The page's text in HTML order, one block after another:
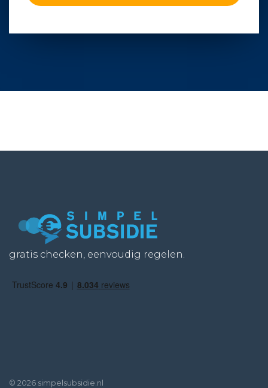
gratis checken, eenvoudig regelen.
© 2026 simpelsubsidie.nl